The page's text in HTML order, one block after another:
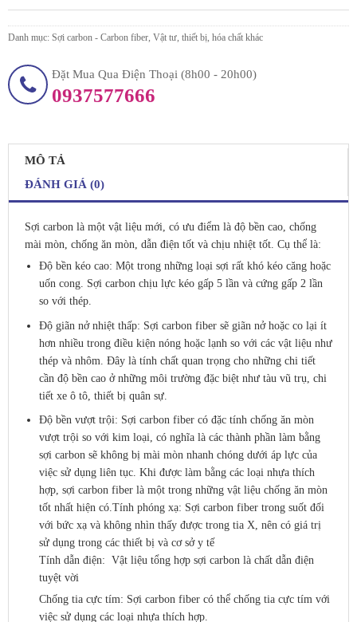
Danh mục: Sợi carbon - Carbon fiber, Vật tư, thiết bị, hóa chất khác
Đặt Mua Qua Điện Thoại (8h00 - 20h00)
0937577666
MÔ TẢ
ĐÁNH GIÁ (0)
Sợi carbon là một vật liệu mới, có ưu điểm là độ bền cao, chống
mài mòn, chống ăn mòn, dẫn điện tốt và chịu nhiệt tốt. Cụ thể là:
Độ bền kéo cao: Một trong những loại sợi rất khó kéo căng hoặc
uốn cong. Sợi carbon chịu lực kéo gấp 5 lần và cứng gấp 2 lần
so với thép.
Độ giãn nở nhiệt thấp: Sợi carbon fiber sẽ giãn nở hoặc co lại ít
hơn nhiều trong điều kiện nóng hoặc lạnh so với các vật liệu như
thép và nhôm. Đây là tính chất quan trọng cho những chi tiết
cần độ bền cao ở những môi trường đặc biệt như tàu vũ trụ, chi
tiết xe ô tô, thiết bị quân sự.
Độ bền vượt trội: Sợi carbon fiber có đặc tính chống ăn mòn
vượt trội so với kim loại, có nghĩa là các thành phần làm bằng
sợi carbon sẽ không bị mài mòn nhanh chóng dưới áp lực của
việc sử dụng liên tục. Khi được làm bằng các loại nhựa thích
hợp, sợi carbon fiber là một trong những vật liệu chống ăn mòn
tốt nhất hiện có.Tính phóng xạ: Sợi carbon fiber trong suốt đối
với bức xạ và không nhìn thấy được trong tia X, nên có giá trị
sử dụng trong các thiết bị và cơ sở y tế
Tính dẫn điện: Vật liệu tổng hợp sợi carbon là chất dẫn điện
tuyệt vời
Chống tia cực tím: Sợi carbon fiber có thể chống tia cực tím với
việc sử dụng các loại nhựa thích hợp.